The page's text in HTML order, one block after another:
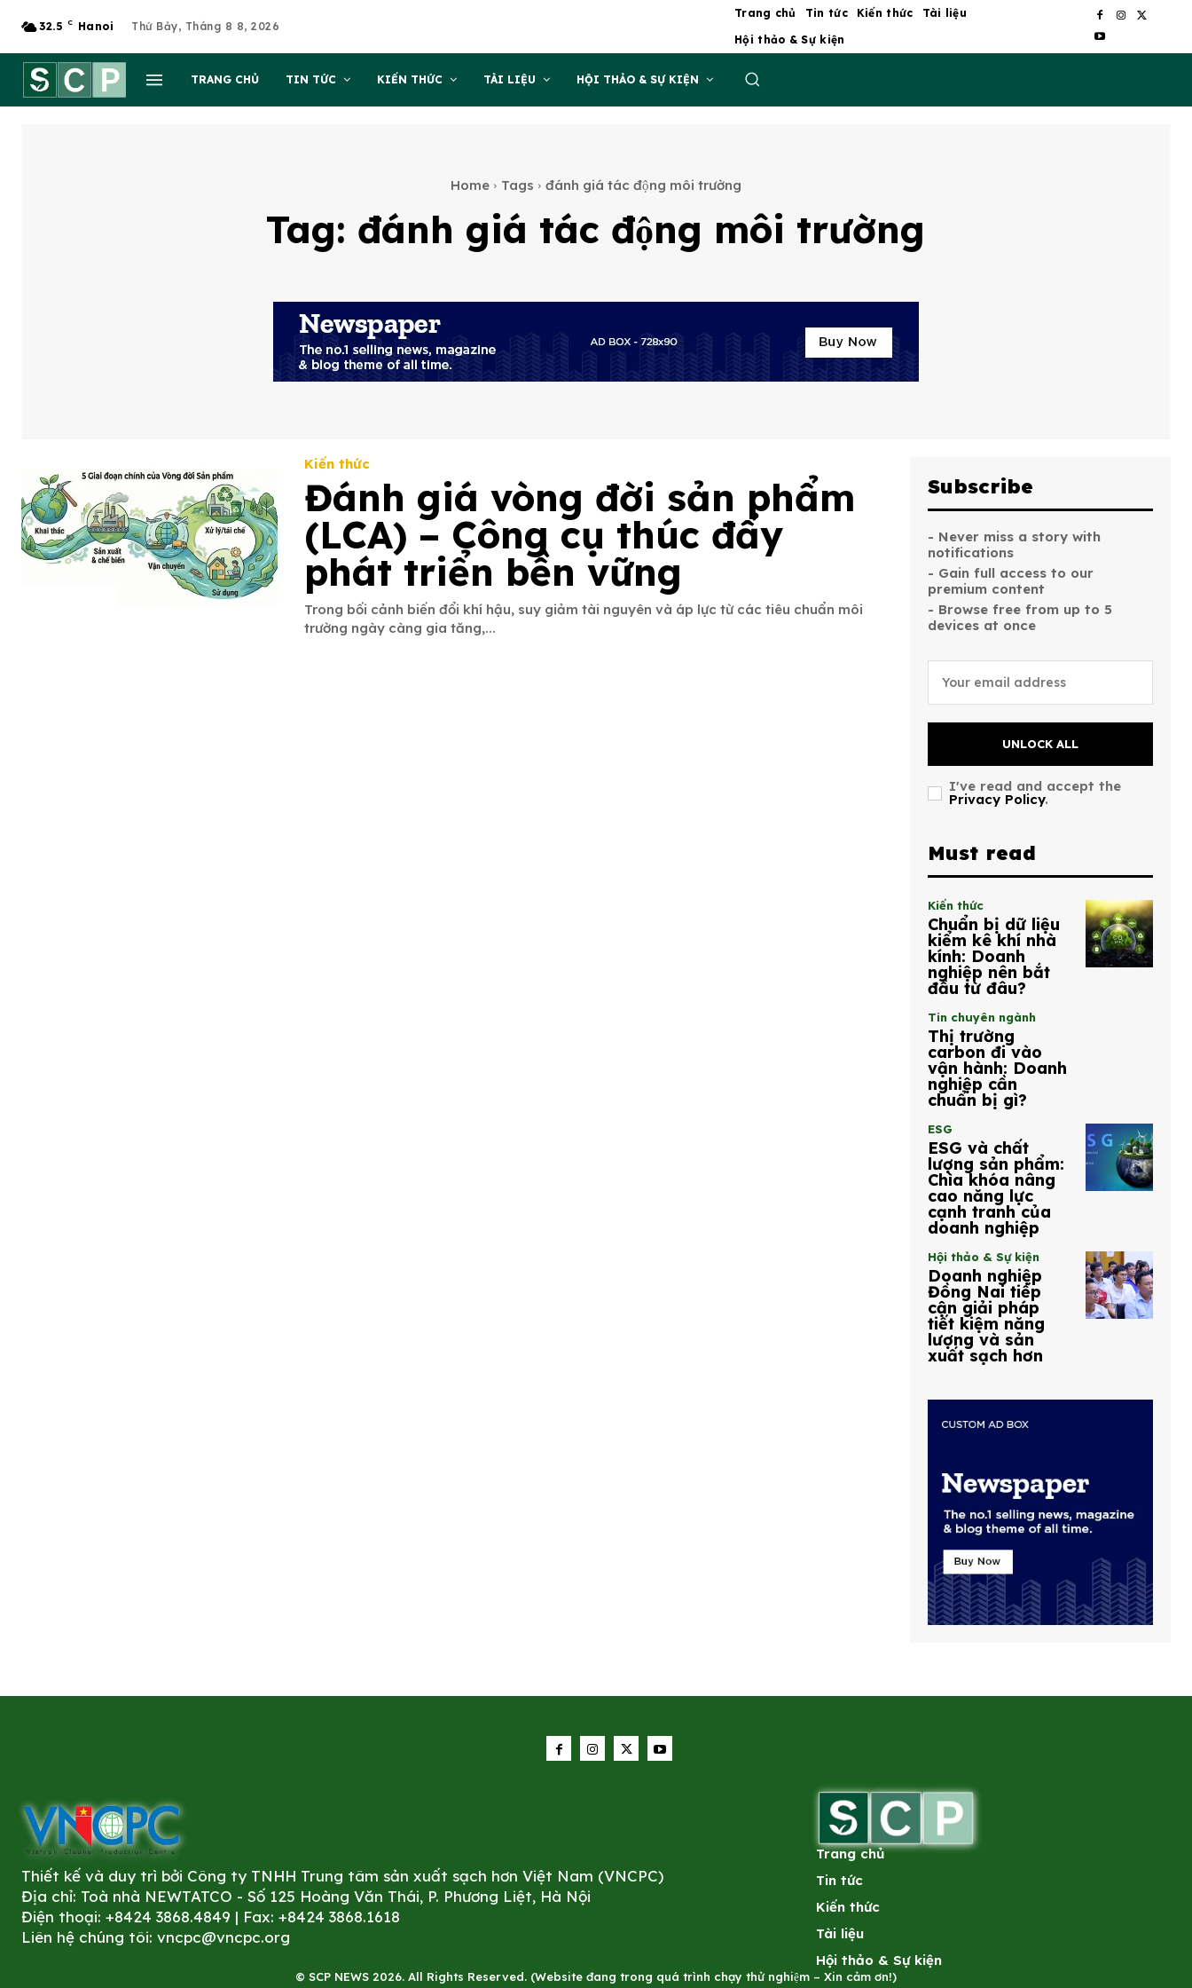
32.5 C Hanoi Thứ Bảy, Tháng 8 8, 2026
Trang chủ Tin tức Kiến thức
Tài liệu
Hội thảo & Sự kiện
TRANG CHỦ TIN TỨC KIẾN THỨC TÀI LIỆU HỘI THẢO & SỰ KIỆN
Home Tags đánh giá tác động môi trường
Tag: đánh giá tác động môi trường
Kiến thức
Đánh giá vòng đời sản phẩm
(LCA) – Công cụ thúc đẩy
phát triển bền vững
Trong bối cảnh biến đổi khí hậu, suy giảm tài nguyên và áp lực từ các tiêu chuẩn môi
trường ngày càng gia tăng,...
Subscribe
- Never miss a story with
notifications
- Gain full access to our
premium content
- Browse free from up to 5
devices at once
UNLOCK ALL
I've read and accept the
Privacy Policy.
Must read
Kiến thức
Chuẩn bị dữ liệu
kiểm kê khí nhà
kính: Doanh
nghiệp nên bắt
đầu từ đâu?
Tin chuyên ngành
Thị trường
carbon đi vào
vận hành: Doanh
nghiệp cần
chuẩn bị gì?
ESG
ESG và chất
lượng sản phẩm:
Chìa khóa nâng
cao năng lực
cạnh tranh của
doanh nghiệp
Hội thảo & Sự kiện
Doanh nghiệp
Đồng Nai tiếp
cận giải pháp
tiết kiệm năng
lượng và sản
xuất sạch hơn
Thiết kế và duy trì bởi Công ty TNHH Trung tâm sản xuất sạch hơn Việt Nam (VNCPC)
Địa chỉ: Toà nhà NEWTATCO - Số 125 Hoàng Văn Thái, P. Phương Liệt, Hà Nội
Điện thoại: +8424 3868.4849 | Fax: +8424 3868.1618
Liên hệ chúng tôi: vncpc@vncpc.org
Trang chủ
Tin tức
Kiến thức
Tài liệu
Hội thảo & Sự kiện
© SCP NEWS 2026. All Rights Reserved. (Website đang trong quá trình chạy thử nghiệm – Xin cảm ơn!)